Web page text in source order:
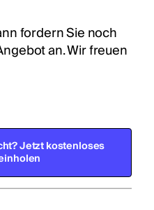
fordern Sie noch
an. Wir freuen
Jetzt kostenloses